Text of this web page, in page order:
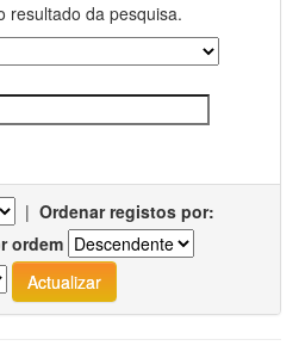
resultado da pesquisa.
| Ordenar registos por:
ordem